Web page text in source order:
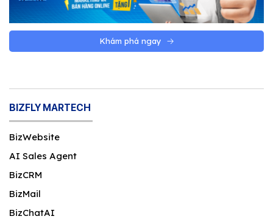
Khám phá ngay
BIZFLY MARTECH
BizWebsite
AI Sales Agent
BizCRM
BizMail
BizChatAI